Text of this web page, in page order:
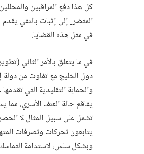
كل هذا دفع المراقبين
المتضرر إلى إثبات بالنفي يقدم
في مثل هذه القضايا.
في ما يتعلق بالأمر الثاني
دول الخليج مع تفاوت من دولة
والحماية التقليدية التي
يفاقم حالة العنف الأسري،
تشمل على سبيل المثال لا
يتابعون تحركات وتصرفات
وبشكل سلس، لاستدامة التماسك